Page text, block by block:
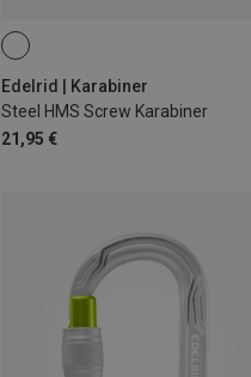
Edelrid | Karabiner
Steel HMS Screw Karabiner
21,95 €